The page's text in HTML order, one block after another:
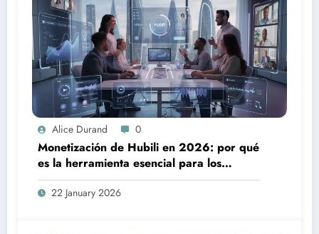
Alice Durand 0
Monetización de Hubili en 2026: por qué
es la herramienta esencial para los
creadores
22 January 2026